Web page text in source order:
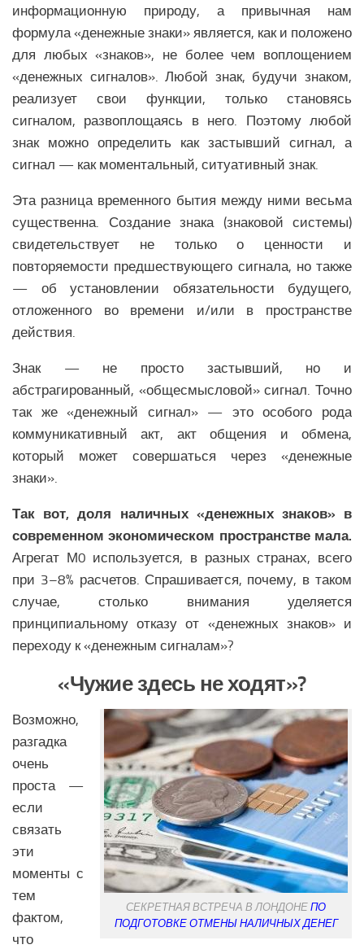
информационную природу, а привычная нам
формула «денежные знаки» является, как и положено
для любых «знаков», не более чем воплощением
«денежных сигналов». Любой знак, будучи знаком,
реализует свои функции, только становясь
сигналом, развоплощаясь в него. Поэтому любой
знак можно определить как застывший сигнал, а
сигнал — как моментальный, ситуативный знак.
Эта разница временного бытия между ними весьма
существенна. Создание знака (знаковой системы)
свидетельствует не только о ценности и
повторяемости предшествующего сигнала, но также
— об установлении обязательности будущего,
отложенного во времени и/или в пространстве
действия.
Знак — не просто застывший, но и
абстрагированный, «общесмысловой» сигнал. Точно
так же «денежный сигнал» — это особого рода
коммуникативный акт, акт общения и обмена,
который может совершаться через «денежные
знаки».
Так вот, доля наличных «денежных знаков» в
современном экономическом пространстве мала.
Агрегат М0 используется, в разных странах, всего
при 3–8% расчетов. Спрашивается, почему, в таком
случае, столько внимания уделяется
принципиальному отказу от «денежных знаков» и
переходу к «денежным сигналам»?
«Чужие здесь не ходят»?
СЕКРЕТНАЯ ВСТРЕЧА В ЛОНДОНЕ ПО
ПОДГОТОВКЕ ОТМЕНЫ НАЛИЧНЫХ ДЕНЕГ
Возможно,
разгадка
очень
проста —
если
связать
эти
моменты с
тем
фактом,
что